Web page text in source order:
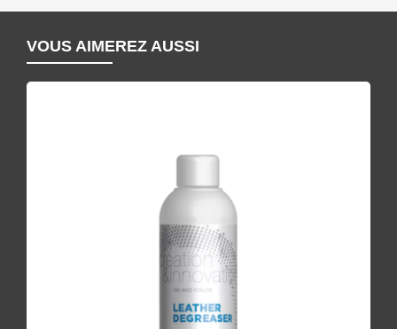
VOUS AIMEREZ AUSSI